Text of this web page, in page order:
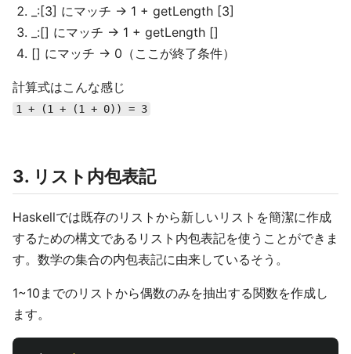
_:[3] にマッチ → 1 + getLength [3]
_:[] にマッチ → 1 + getLength []
[] にマッチ → 0（ここが終了条件）
計算式はこんな感じ
1 + (1 + (1 + 0)) = 3
3. リスト内包表記
Haskellでは既存のリストから新しいリストを簡潔に作成
するための構文であるリスト内包表記を使うことができま
す。数学の集合の内包表記に由来しているそう。
1~10までのリストから偶数のみを抽出する関数を作成し
ます。